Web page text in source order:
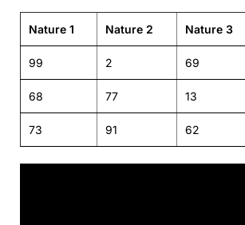
Nature 1 Nature 2 Nature 3
99 2 69
68 77 13
73 91 62